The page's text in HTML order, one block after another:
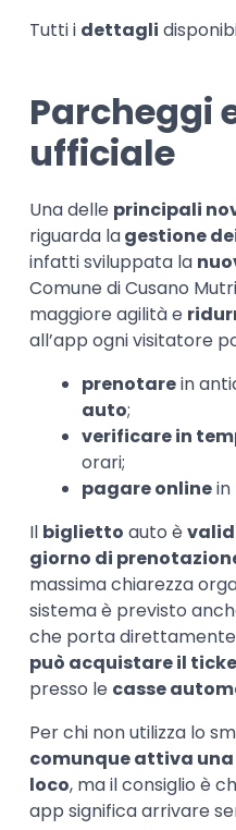
Tutti i dettagli
Parcheggi
ufficiale
Una delle principali
riguarda lagestione
infatti sviluppata la
Comune di Cusano
maggiore agilità e
all’app ogni visitatore
prenotarein
auto;
verificare in
orari;
pagare onlinein
Il biglietto auto è
giorno di
massima chiarezza
sistema è previsto
che porta direttamente
può acquistare il
presso le casse
Per chi non utilizza lo
comunque attiva
loco, ma il consiglio è
app significa arrivare